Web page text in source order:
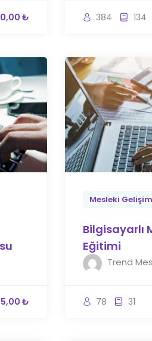
₺ 384 134
₺
Mesleki Gelişim
Bilgisayarlı
Eğitimi
Trend
78 31